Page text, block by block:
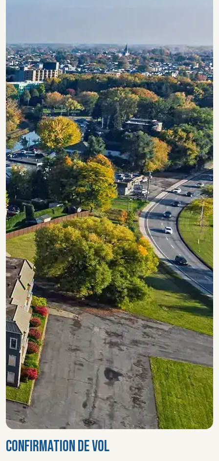
CONFIRMATION DE VOL